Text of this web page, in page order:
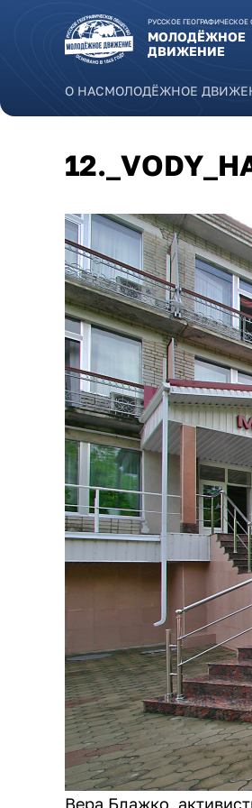
РУССКОЕ
МОЛОДЁЖНОЕ
ДВИЖЕНИЕ
О НАСМОЛОДЁЖНОЕ
Вера Блажко,